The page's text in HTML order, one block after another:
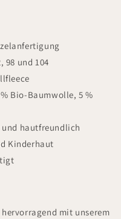
98 und 104
Bio-Baumwolle, 5 %
hautfreundlich
Kinderhaut
mit unserem